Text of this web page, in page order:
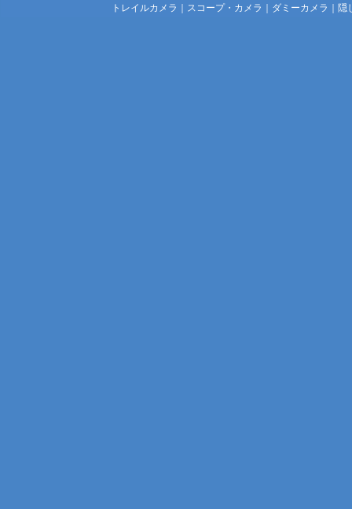
トレイルカメラ
スコープ・カメラ ダミーカメラ 隠